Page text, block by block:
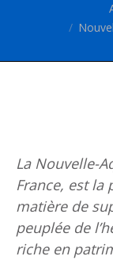
La Nouvelle-
France, est la
matière de
peuplée de
riche en